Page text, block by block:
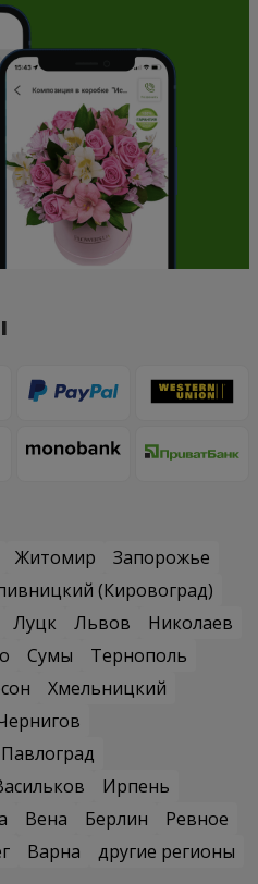
Житомир
Запорожье
(Кировоград)
Луцк Львов
Николаев
Сумы
Тернополь
Хмельницкий
Павлоград
Ирпень
Вена Берлин
Ревное
Варна
другие регионы